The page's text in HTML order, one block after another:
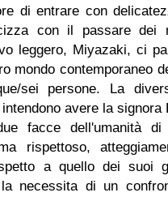
di entrare con
con il passare dei
leggero, Miyazaki, ci
mondo contemporaneo
sei persone. La
avere la signora
facce dell'umanità di
rispettoso,
a quello dei suoi
necessita di un